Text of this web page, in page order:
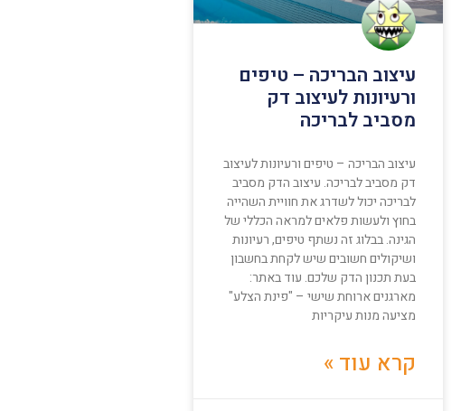
עיצוב הבריכה – טיפים
ורעיונות לעיצוב דק
מסביב לבריכה
עיצוב הבריכה – טיפים ורעיונות לעיצוב
דק מסביב לבריכה. עיצוב הדק מסביב
לבריכה יכול לשדרג את חוויית השהייה
בחוץ ולעשות פלאים למראה הכללי של
הגינה. בבלוג זה נשתף טיפים, רעיונות
ושיקולים חשובים שיש לקחת בחשבון
בעת תכנון הדק שלכם. עוד באתר:
מארגנים ארוחת שישי – "פינת הצלע"
מציעה מנות עיקריות
קרא עוד »